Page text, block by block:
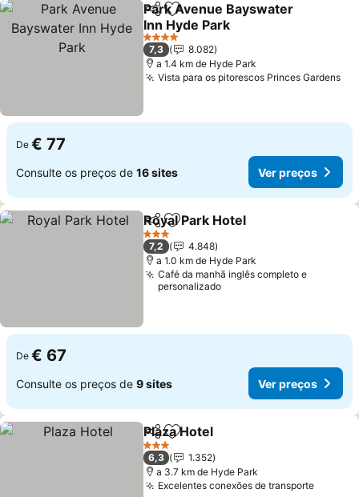
PartilharAdicionar aos favoritos
Park Avenue Bayswater
Inn Hyde Park
Ver preços
4 Estrelas
7,3
8.082
a 1.4 km de Hyde Park
Vista para os pitorescos Princes Gardens
De € 77
Consulte os preços de 16 sites Ver preços
PartilharAdicionar aos favoritos
Royal Park Hotel
3 Estrelas
7,2
4.848
a 1.0 km de Hyde Park
Café da manhã inglês completo e
personalizado
De € 67
Consulte os preços de 9 sites Ver preços
PartilharAdicionar aos favoritos
Plaza Hotel
3 Estrelas
6,3
1.352
a 3.7 km de Hyde Park
Excelentes conexões de transporteVer